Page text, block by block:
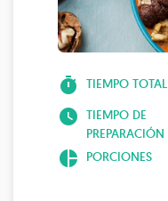
timer TIEMPO TOTAL
watch_later TIEMPO DE
PREPARACIÓN
pie_chart PORCIONES